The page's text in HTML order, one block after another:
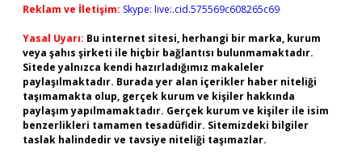
Reklam ve İletişim: Skype: live:.cid.575569c608265c69
Yasal Uyarı: Bu internet sitesi, herhangi bir marka, kurum
veya şahıs şirketi ile hiçbir bağlantısı bulunmamaktadır.
Sitede yalnızca kendi hazırladığımız makaleler
paylaşılmaktadır. Burada yer alan içerikler haber niteliği
taşımamakta olup, gerçek kurum ve kişiler hakkında
paylaşım yapılmamaktadır. Gerçek kurum ve kişiler ile isim
benzerlikleri tamamen tesadüfidir. Sitemizdeki bilgiler
taslak halindedir ve tavsiye niteliği taşımazlar.